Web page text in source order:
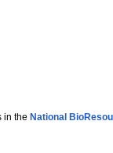
in the National